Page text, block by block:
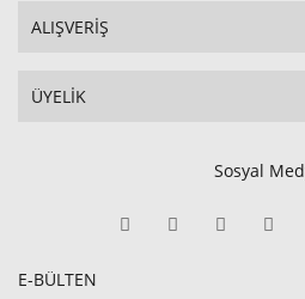
ALIŞVERİŞ
ÜYELİK
Sosyal
E-BÜLTEN